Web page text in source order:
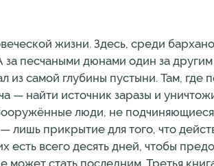
жизни. Здесь, среди
песчаными дюнами один за
из самой глубины пустыни. Там, где
— найти источник заразы и
люди, не
прикрытие для того, что
всего десять дней, чтобы
стать последним. Третья